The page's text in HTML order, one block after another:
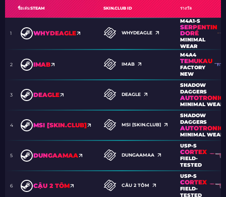
ชื่อเล่น STEAM SKIN.CLUB ID รางวัล
1 WHYDEAGLE WHYDEAGLE
M4A1-S
SERPENTIN
DORÉ
MINIMAL
WEAR
2 IMAB IMAB
M4A4
TEMUKAU
FACTORY
NEW
3 DEAGLE DEAGLE
SHADOW
DAGGERS
AUTOTRONIC
MINIMAL WEAR
4 MSI [SKIN.CLUB] MSI [SKIN.CLUB]
SHADOW
DAGGERS
AUTOTRONIC
MINIMAL WEAR
5 DUNGAAMAA DUNGAAMAA
USP-S
CORTEX
FIELD-
TESTED
6 CẬU 2 TÔM CẬU 2 TÔM
USP-S
CORTEX
FIELD-
TESTED